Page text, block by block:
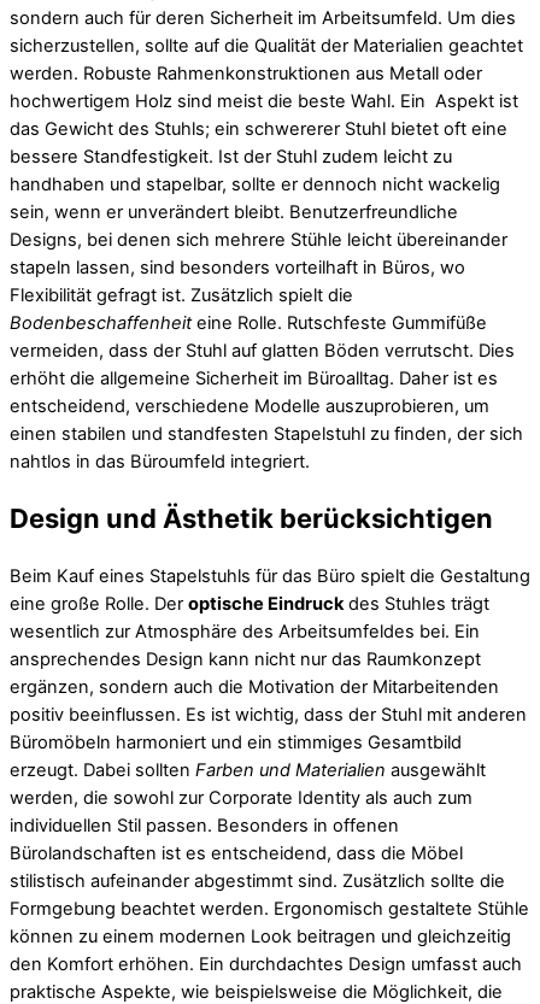
sondern auch für deren Sicherheit im Arbeitsumfeld. Um dies
sicherzustellen, sollte auf die Qualität der Materialien geachtet
werden. Robuste Rahmenkonstruktionen aus Metall oder
hochwertigem Holz sind meist die beste Wahl. Ein Aspekt ist
das Gewicht des Stuhls; ein schwererer Stuhl bietet oft eine
bessere Standfestigkeit. Ist der Stuhl zudem leicht zu
handhaben und stapelbar, sollte er dennoch nicht wackelig
sein, wenn er unverändert bleibt. Benutzerfreundliche
Designs, bei denen sich mehrere Stühle leicht übereinander
stapeln lassen, sind besonders vorteilhaft in Büros, wo
Flexibilität gefragt ist. Zusätzlich spielt die
Bodenbeschaffenheiteine Rolle. Rutschfeste Gummifüße
vermeiden, dass der Stuhl auf glatten Böden verrutscht. Dies
erhöht die allgemeine Sicherheit im Büroalltag. Daher ist es
entscheidend, verschiedene Modelle auszuprobieren, um
einen stabilen und standfesten Stapelstuhl zu finden, der sich
nahtlos in das Büroumfeld integriert.
Design und Ästhetik berücksichtigen
Beim Kauf eines Stapelstuhls für das Büro spielt die Gestaltung
eine große Rolle. Der optische Eindruck des Stuhles trägt
wesentlich zur Atmosphäre des Arbeitsumfeldes bei. Ein
ansprechendes Design kann nicht nur das Raumkonzept
ergänzen, sondern auch die Motivation der Mitarbeitenden
positiv beeinflussen. Es ist wichtig, dass der Stuhl mit anderen
Büromöbeln harmoniert und ein stimmiges Gesamtbild
erzeugt. Dabei sollten Farben und Materialien ausgewählt
werden, die sowohl zur Corporate Identity als auch zum
individuellen Stil passen. Besonders in offenen
Bürolandschaften ist es entscheidend, dass die Möbel
stilistisch aufeinander abgestimmt sind. Zusätzlich sollte die
Formgebung beachtet werden. Ergonomisch gestaltete Stühle
können zu einem modernen Look beitragen und gleichzeitig
den Komfort erhöhen. Ein durchdachtes Design umfasst auch
praktische Aspekte, wie beispielsweise die Möglichkeit, die